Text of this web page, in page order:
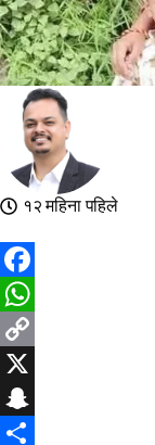
१२ महिना पहिले
Facebook
WhatsApp
Copy
Link
X
Snapchat